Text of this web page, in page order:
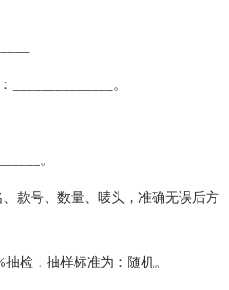
。
。
号、数量、唛头，准确无误后方
检，抽样标准为：随机。